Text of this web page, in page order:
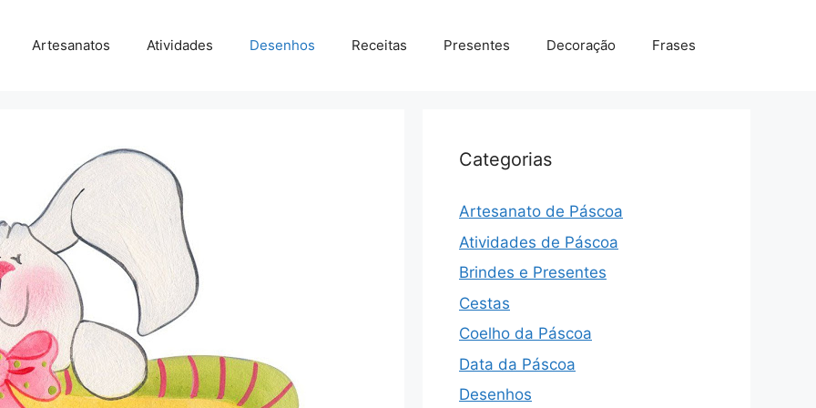
Artesanatos Atividades Desenhos Receitas Presentes Decoração Frases
Categorias
Artesanato de Páscoa
Atividades de Páscoa
Brindes e Presentes
Cestas
Coelho da Páscoa
Data da Páscoa
Desenhos